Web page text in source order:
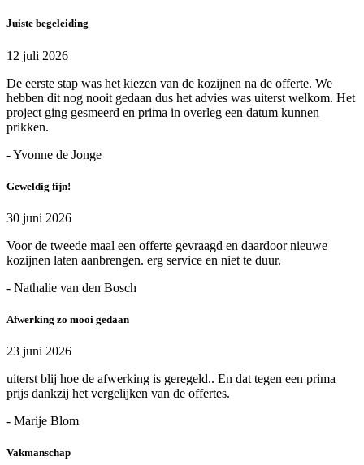
Juiste begeleiding
12 juli 2026
De eerste stap was het kiezen van de kozijnen na de offerte. We
hebben dit nog nooit gedaan dus het advies was uiterst welkom. Het
project ging gesmeerd en prima in overleg een datum kunnen
prikken.
- Yvonne de Jonge
Geweldig fijn!
30 juni 2026
Voor de tweede maal een offerte gevraagd en daardoor nieuwe
kozijnen laten aanbrengen. erg service en niet te duur.
- Nathalie van den Bosch
Afwerking zo mooi gedaan
23 juni 2026
uiterst blij hoe de afwerking is geregeld.. En dat tegen een prima
prijs dankzij het vergelijken van de offertes.
- Marije Blom
Vakmanschap